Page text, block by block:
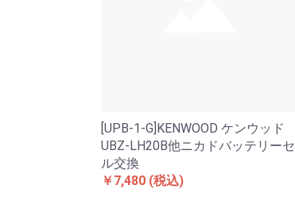
[UPB-1-G]KENWOOD ケンウッド
UBZ-LH20B他ニカドバッテリーセ
ル交換
￥7,480 (税込)